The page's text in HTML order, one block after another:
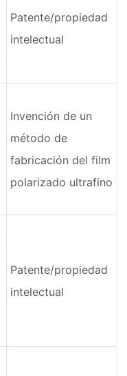
Patente/propiedad
intelectual
Invención de un
método de
fabricación del film
polarizado ultrafino
Patente/propiedad
intelectual